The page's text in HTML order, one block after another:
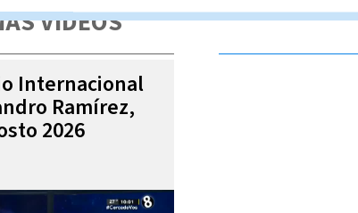
VIDEOS
Internacional
Ramírez,
2026